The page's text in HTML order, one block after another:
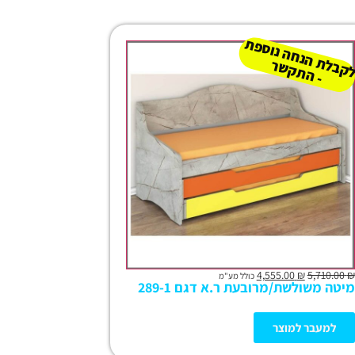
ל
ק
ב
ל
ת
הנ
ח
ה נו
ס
פ
ת
-
ה
ת
ק
ש
ר
₪
5,710.00
₪
4,555.00 כולל מע"מ
מיטה משולשת/מרובעת ר.א דגם 289-1
למעבר למוצר